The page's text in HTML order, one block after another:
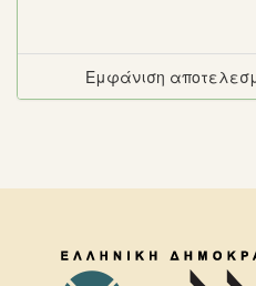
Εμφάνιση